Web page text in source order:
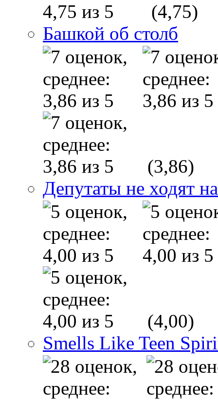
(4,75)
Башкой об столб
(3,86)
Депутаты не ходят
(4,00)
Smells Like Teen